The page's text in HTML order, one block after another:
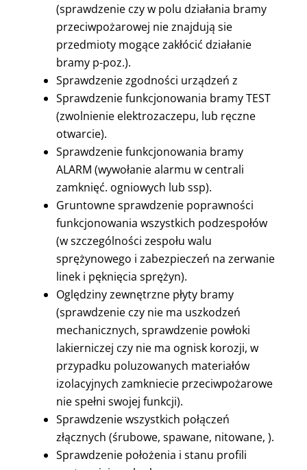
(sprawdzenie czy w polu działania bramy
przeciwpożarowej nie znajdują sie
przedmioty mogące zakłócić działanie
bramy p-poz.).
Sprawdzenie zgodności urządzeń z
Sprawdzenie funkcjonowania bramy TEST
(zwolnienie elektrozaczepu, lub ręczne
otwarcie).
Sprawdzenie funkcjonowania bramy
ALARM (wywołanie alarmu w centrali
zamknięć. ogniowych lub ssp).
Gruntowne sprawdzenie poprawności
funkcjonowania wszystkich podzespołów
(w szczególności zespołu walu
sprężynowego i zabezpieczeń na zerwanie
linek i pęknięcia sprężyn).
Oględziny zewnętrzne płyty bramy
(sprawdzenie czy nie ma uszkodzeń
mechanicznych, sprawdzenie powłoki
lakierniczej czy nie ma ognisk korozji, w
przypadku poluzowanych materiałów
izolacyjnych zamkniecie przeciwpożarowe
nie spełni swojej funkcji).
Sprawdzenie wszystkich połączeń
złącznych (śrubowe, spawane, nitowane, ).
Sprawdzenie położenia i stanu profili